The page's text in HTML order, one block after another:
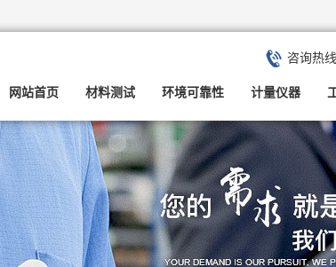
咨询热线
网站首页 材料测试 环境可靠性 计量仪器